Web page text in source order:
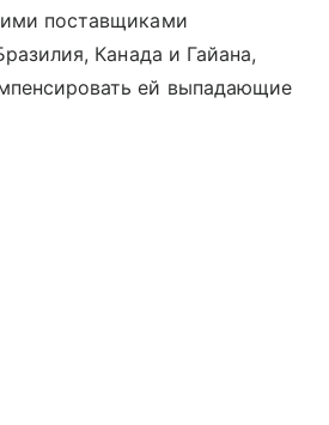
поставщиками
Канада и Гайана,
ей выпадающие